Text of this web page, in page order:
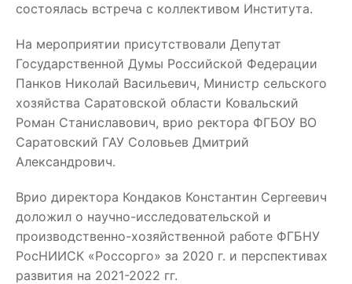
состоялась встреча с коллективом Института.
На мероприятии присутствовали Депутат
Государственной Думы Российской Федерации
Панков Николай Васильевич, Министр сельского
хозяйства Саратовской области Ковальский
Роман Станиславович, врио ректора ФГБОУ ВО
Саратовский ГАУ Соловьев Дмитрий
Александрович.
Врио директора Кондаков Константин Сергеевич
доложил о научно-исследовательской и
производственно-хозяйственной работе ФГБНУ
РосНИИСК «Россорго» за 2020 г. и перспективах
развития на 2021-2022 гг.